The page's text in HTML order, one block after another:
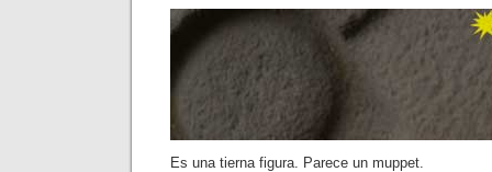
Es una tierna figura. Parece un muppet.